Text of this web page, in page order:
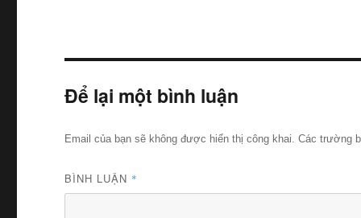
Để lại một bình luận
Email của bạn sẽ không được hiển thị công khai. Các trường
BÌNH LUẬN *